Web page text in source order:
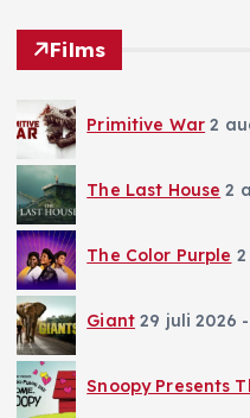
Films
Primitive War 2
The Last House 2
The Color Purple
Giant 29 juli 2026
Snoopy Presents